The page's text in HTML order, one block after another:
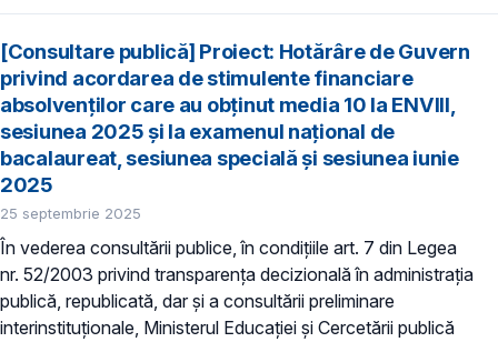
[Consultare publică] Proiect: Hotărâre de Guvern
privind acordarea de stimulente financiare
absolvenților care au obținut media 10 la ENVIII,
sesiunea 2025 și la examenul național de
bacalaureat, sesiunea specială și sesiunea iunie
2025
25 septembrie 2025
În vederea consultării publice, în condiţiile art. 7 din Legea
nr. 52/2003 privind transparenţa decizională în administraţia
publică, republicată, dar și a consultării preliminare
interinstituționale, Ministerul Educaţiei și Cercetării publică